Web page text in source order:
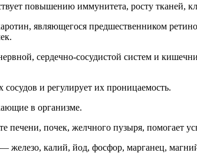
повышению иммунитета, росту тканей,
являющегося предшественником
сердечно-сосудистой систем и
и регулирует их проницаемость.
в организме.
печени, почек, желчного пузыря, помогает
железо, калий, йод, фосфор, марганец,